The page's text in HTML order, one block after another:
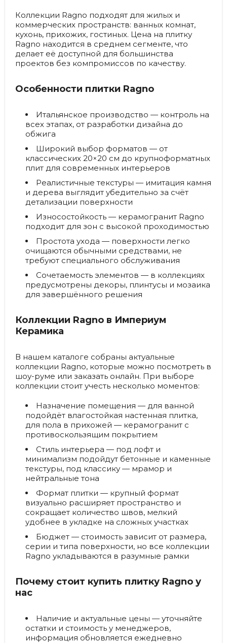
Коллекции Ragno подходят для жилых и
коммерческих пространств: ванных комнат,
кухонь, прихожих, гостиных. Цена на плитку
Ragno находится в среднем сегменте, что
делает её доступной для большинства
проектов без компромиссов по качеству.
Особенности плитки Ragno
Итальянское производство — контроль на
всех этапах, от разработки дизайна до
обжига
Широкий выбор форматов — от
классических 20×20 см до крупноформатных
плит для современных интерьеров
Реалистичные текстуры — имитация камня
и дерева выглядит убедительно за счёт
детализации поверхности
Износостойкость — керамогранит Ragno
подходит для зон с высокой проходимостью
Простота ухода — поверхности легко
очищаются обычными средствами, не
требуют специального обслуживания
Сочетаемость элементов — в коллекциях
предусмотрены декоры, плинтусы и мозаика
для завершённого решения
Коллекции Ragno в Империум
Керамика
В нашем каталоге собраны актуальные
коллекции Ragno, которые можно посмотреть в
шоу-руме или заказать онлайн. При выборе
коллекции стоит учесть несколько моментов:
Назначение помещения — для ванной
подойдёт влагостойкая настенная плитка,
для пола в прихожей — керамогранит с
противоскользящим покрытием
Стиль интерьера — под лофт и
минимализм подойдут бетонные и каменные
текстуры, под классику — мрамор и
нейтральные тона
Формат плитки — крупный формат
визуально расширяет пространство и
сокращает количество швов, мелкий
удобнее в укладке на сложных участках
Бюджет — стоимость зависит от размера,
серии и типа поверхности, но все коллекции
Ragno укладываются в разумные рамки
Почему стоит купить плитку Ragno у
нас
Наличие и актуальные цены — уточняйте
остатки и стоимость у менеджеров,
информация обновляется ежедневно